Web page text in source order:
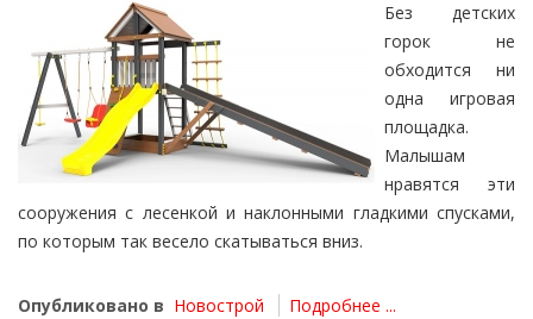
Без детских
горок не
обходится ни
одна игровая
площадка.
Малышам
нравятся эти
сооружения с лесенкой и наклонными гладкими спусками,
по которым так весело скатываться вниз.
Опубликовано в Новострой Подробнее ...